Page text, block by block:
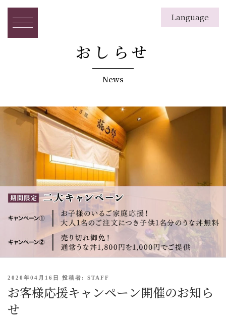
Language
おしらせ
News
投
日
2020年04月16日 投稿者: STAFF
お客様応援キャンペーン開催のお知ら
せ